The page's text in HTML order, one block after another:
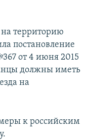
территорию
постановление
от 4 июня 2015
должны иметь
на
к российским